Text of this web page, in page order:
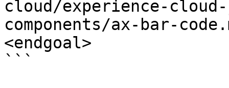
cloud/experience-
components/ax-bar-
<endgoal>
```